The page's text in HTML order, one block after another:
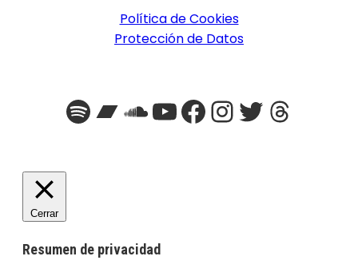
Política de Cookies
Protección de Datos
Spotify
Bandcamp
SoundCloud
YouTube
Facebook
Instagram
Twitter
Cerrar
Resumen de privacidad